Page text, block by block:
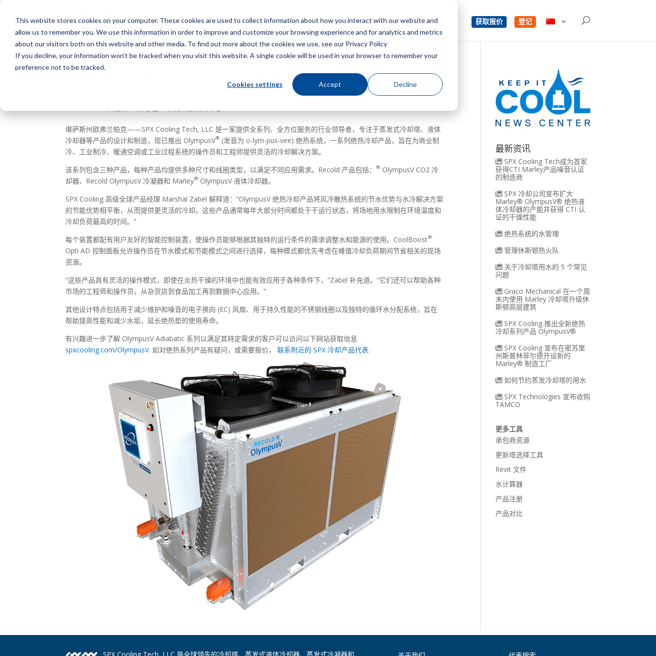
This website stores cookies on your computer. These cookies are used to collect information about how you interact with our website and
allow us to remember you. We use this information in order to improve and customize your browsing experience and for analytics and metrics
about our visitors both on this website and other media. To find out more about the cookies we use, see our Privacy Policy
If you decline, your information won’t be tracked when you visit this website. A single cookie will be used in your browser to remember your
preference not to be tracked.
Cookies settings Accept Decline
菜单 获取报价 登记
SPX Cooling 推出 OlympusV 全新绝热冷却系列产品
堪萨斯州欧弗兰帕克——SPX Cooling Tech, LLC 是一家提供全系列、全方位服务的行业领导者，专注于蒸发式冷却塔、液体
冷却器等产品的设计和制造，现已推出 OlympusV®(发音为 o-lym-pus-vee) 绝热系统，一系列绝热冷却产品，旨在为商业制
冷、工业制冷、暖通空调或工业过程系统的操作员和工程师提供灵活的冷却解决方案。
该系列包含三种产品，每种产品均提供多种尺寸和线圈类型，以满足不同应用需求。Recold 产品包括：
®OlympusV CO2 冷
却器、Recold OlympusV 冷凝器和 Marley®OlympusV 液体冷却器。
SPX Cooling 高级全球产品经理 Marshal Zabel 解释道：“OlympusV 绝热冷却产品将风冷散热系统的节水优势与水冷解决方案
的节能优势相平衡，从而提供更灵活的冷却。这些产品通常每年大部分时间都处于干运行状态，将场地用水限制在环境温度和
冷却负荷最高的时间。”
每个装置都配有用户友好的智能控制装置，使操作员能够根据其独特的运行条件的需求调整水和能源的使用。CoolBoost®
Opti AD 控制面板允许操作员在节水模式和节能模式之间进行选择，每种模式都优先考虑在峰值冷却负荷期间节省相关的现场
资源。
“这些产品具有灵活的操作模式，即使在炎热干燥的环境中也能有效应用于各种条件下，”Zabel 补充道。“它们还可以帮助各种
市场的工程师和操作员，从杂货店到食品加工再到数据中心应用。”
其他设计特点包括用于减少维护和噪音的电子换向 (EC) 风扇、用于持久性能的不锈钢线圈以及独特的循环水分配系统，旨在
帮助提高性能和减少水垢，延长绝热垫的使用寿命。
有兴趣进一步了解 OlympusV Adiabatic 系列以满足其特定需求的客户可以访问以下网站获取信息
spxcooling.com/OlympusV. 如对绝热系列产品有疑问，或需要报价，联系附近的 SPX 冷却产品代表.
最新资讯
SPX Cooling Tech成为首家
获得CTI Marley产品噪音认证
的制造商
SPX 冷却公司宣布扩大
Marley® OlympusV® 绝热液
体冷却器的产能并获得 CTI 认
证的干燥性能
绝热系统的水管理
管理休斯顿热火队
关于冷却塔用水的 5 个常见
问题
Graco Mechanical 在一个周
末内使用 Marley 冷却塔升级休
斯顿高层建筑
SPX Cooling 推出全新绝热
冷却系列产品 OlympusV®
SPX Cooling 宣布在密苏里
州斯普林菲尔德开设新的
Marley® 制造工厂
如何节约蒸发冷却塔的用水
SPX Technologies 宣布收购
TAMCO
更多工具
承包商资源
更新塔选择工具
Revit 文件
水计算器
产品注册
产品对比